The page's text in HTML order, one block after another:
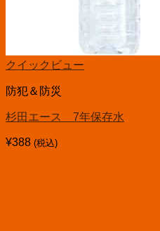
クイックビュー
防犯＆防災
杉田エース 7年保存水
¥388 (税込)